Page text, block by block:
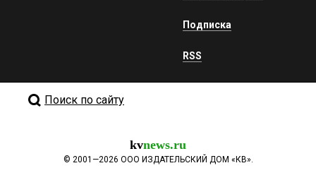
Подписка
RSS
Поиск по сайту
kvnews.ru
© 2001—2026 ООО ИЗДАТЕЛЬСКИЙ ДОМ «КВ».